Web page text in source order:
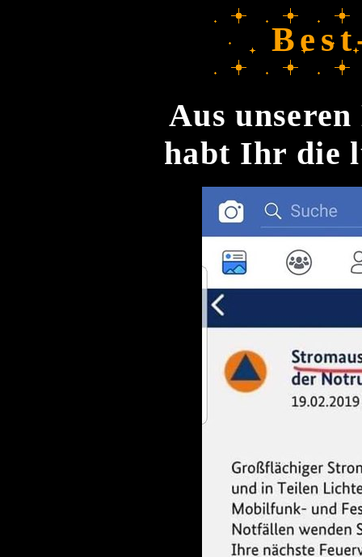
Aus
habt Ihr die